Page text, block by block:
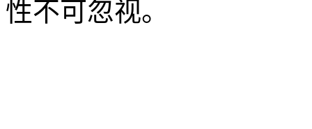
性不可忽视。